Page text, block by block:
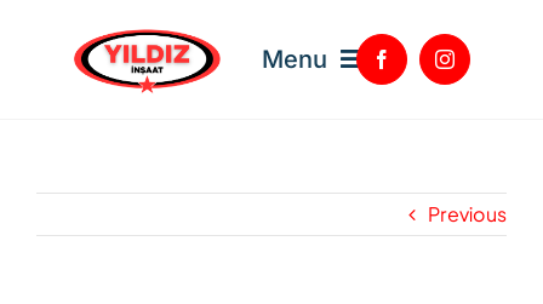
Menu
Hizmetlerimiz
Previous